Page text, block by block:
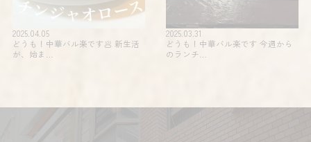
2025.04.05
どうも！中華バル楽です🥟 新生活
が、始ま…
2025.03.31
どうも！中華バル楽です 今週から
のランチ…